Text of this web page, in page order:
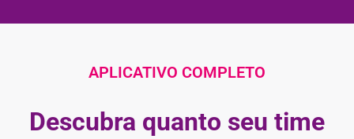
APLICATIVO COMPLETO
Descubra quanto seu time